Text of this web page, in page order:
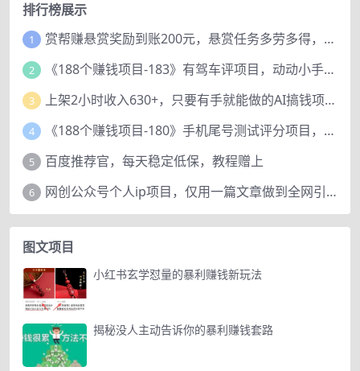
排行榜展示
1 赏帮赚悬赏奖励到账200元，悬赏任务多劳多得，人人可做。
2 《188个赚钱项目-183》有驾车评项目，动动小手，复制粘贴赚44元！
3 上架2小时收入630+，只要有手就能做的AI搞钱项目，奶奶看完都能学会!
4 《188个赚钱项目-180》手机尾号测试评分项目，短视频直播日赚200+
5 百度推荐官，每天稳定低保，教程赠上
6 网创公众号个人ip项目，仅用一篇文章做到全网引流！
图文项目
小红书玄学怼量的暴利赚钱新玩法
揭秘没人主动告诉你的暴利赚钱套路